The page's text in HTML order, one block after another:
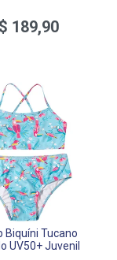
189,90
Biquíni Tucano
UV50+ Juvenil